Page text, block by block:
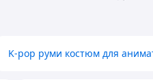
K-pop руми костюм для